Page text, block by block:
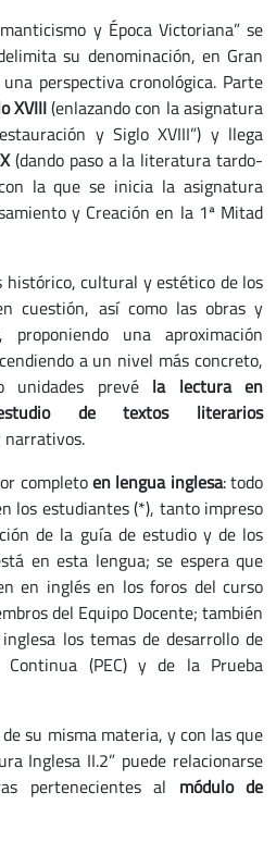
y Época Victoriana” se
su denominación, en Gran
perspectiva cronológica. Parte
XVIII(enlazando con la asignatura
y Siglo XVIII”) y llega
(dando paso a la literatura tardo-
la que se inicia la asignatura
y Creación en la 1ª Mitad
histórico, cultural y estético de los
cuestión, así como las obras y
proponiendo una aproximación
a un nivel más concreto,
prevé la lectura en
de textos literarios
narrativos.
completoen lengua inglesa: todo
los estudiantes (*), tanto impreso
de la guía de estudio y de los
en esta lengua; se espera que
en inglés en los foros del curso
del Equipo Docente; también
los temas de desarrollo de
(PEC) y de la Prueba
su misma materia, y con las que
Inglesa II.2” puede relacionarse
pertenecientes al módulo de